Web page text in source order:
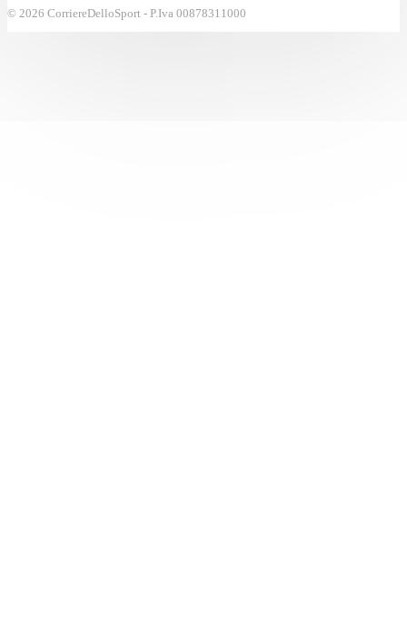
© 2026 CorriereDelloSport - P.Iva 00878311000